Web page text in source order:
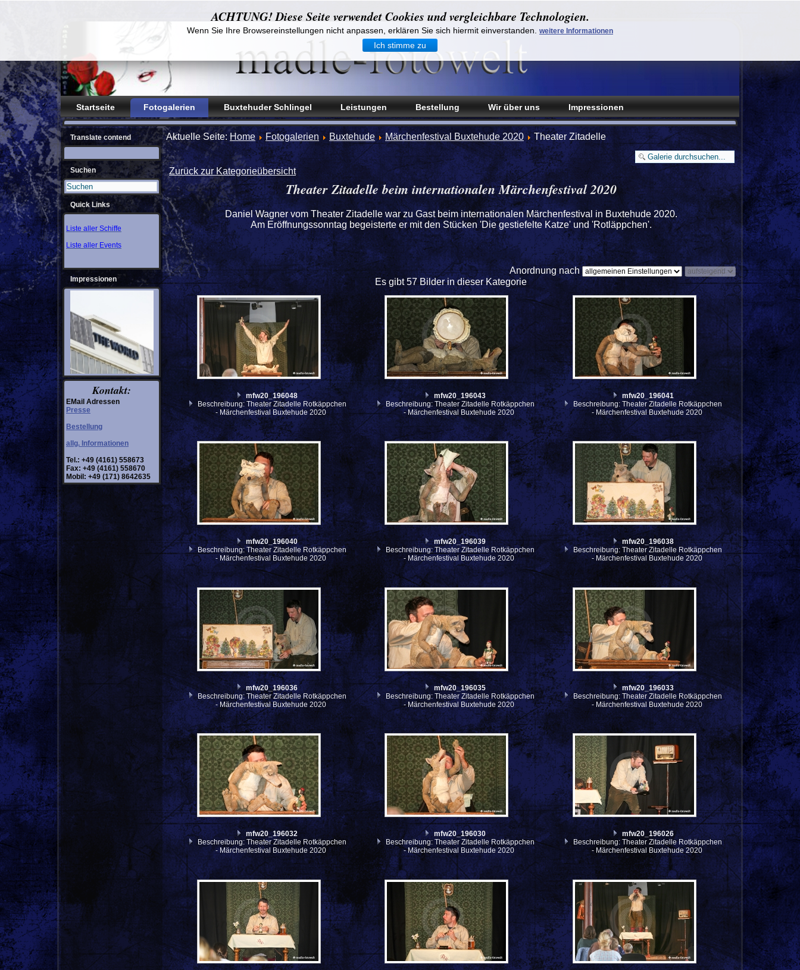
Startseite Fotogalerien Buxtehuder Schlingel Leistungen Bestellung Wir über uns Impressionen
ACHTUNG! Diese Seite verwendet Cookies und vergleichbare Technologien.
Wenn Sie Ihre Browsereinstellungen nicht anpassen, erklären Sie sich hiermit einverstanden. weitere Informationen
Ich stimme zu
Translate contend
Suchen
Quick Links
Liste aller Schiffe
Liste aller Events
Impressionen
Kontakt:
EMail Adressen
Presse
Bestellung
allg. Informationen
Tel.: +49 (4161) 558673
Fax: +49 (4161) 558670
Mobil: +49 (171) 8642635
Aktuelle Seite: Home Fotogalerien Buxtehude Märchenfestival Buxtehude 2020 Theater Zitadelle
Zurück zur Kategorieübersicht
Theater Zitadelle beim internationalen Märchenfestival 2020
Daniel Wagner vom Theater Zitadelle war zu Gast beim internationalen Märchenfestival in Buxtehude 2020.
Am Eröffnungssonntag begeisterte er mit den Stücken 'Die gestiefelte Katze' und 'Rotläppchen'.
Anordnung nach
Es gibt 57 Bilder in dieser Kategorie
mfw20_196048
Beschreibung: Theater Zitadelle Rotkäppchen
- Märchenfestival Buxtehude 2020
mfw20_196043
Beschreibung: Theater Zitadelle Rotkäppchen
- Märchenfestival Buxtehude 2020
mfw20_196041
Beschreibung: Theater Zitadelle Rotkäppchen
- Märchenfestival Buxtehude 2020
mfw20_196040
Beschreibung: Theater Zitadelle Rotkäppchen
- Märchenfestival Buxtehude 2020
mfw20_196039
Beschreibung: Theater Zitadelle Rotkäppchen
- Märchenfestival Buxtehude 2020
mfw20_196038
Beschreibung: Theater Zitadelle Rotkäppchen
- Märchenfestival Buxtehude 2020
mfw20_196036
Beschreibung: Theater Zitadelle Rotkäppchen
- Märchenfestival Buxtehude 2020
mfw20_196035
Beschreibung: Theater Zitadelle Rotkäppchen
- Märchenfestival Buxtehude 2020
mfw20_196033
Beschreibung: Theater Zitadelle Rotkäppchen
- Märchenfestival Buxtehude 2020
mfw20_196032
Beschreibung: Theater Zitadelle Rotkäppchen
- Märchenfestival Buxtehude 2020
mfw20_196030
Beschreibung: Theater Zitadelle Rotkäppchen
- Märchenfestival Buxtehude 2020
mfw20_196026
Beschreibung: Theater Zitadelle Rotkäppchen
- Märchenfestival Buxtehude 2020